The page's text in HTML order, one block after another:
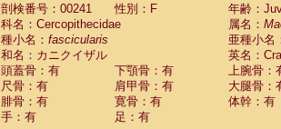
剖検番号：00241
性別：F
年齢：
科名：Cercopithecidae
属名：
種小名： fascicularis
亜種小名
和名：カニクイザル
英名：
頭蓋骨：有
下顎骨：有
上腕骨：
尺骨：有
肩甲骨：有
大腿骨：
腓骨：有
寛骨：有
体幹：有
手：有
足：有